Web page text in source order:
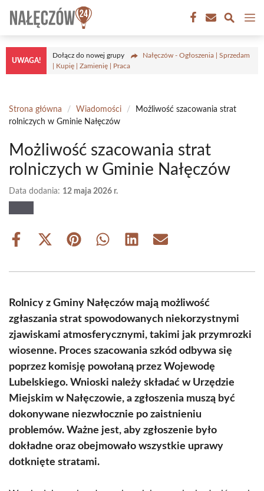
treści
UWAGA!
Dołącz do nowej grupy
Nałęczów - Ogłoszenia | Sprzedam
| Kupię | Zamienię | Praca
Strona główna / Wiadomości /
Możliwość szacowania strat
rolniczych w Gminie Nałęczów
Możliwość szacowania strat
rolniczych w Gminie Nałęczów
Data dodania: 12 maja 2026 r.
Share
Share
(Twitter)
Share Share Share Share
Rolnicy z Gminy Nałęczów mają możliwość
zgłaszania strat spowodowanych niekorzystnymi
zjawiskami atmosferycznymi, takimi jak przymrozki
wiosenne. Proces szacowania szkód odbywa się
poprzez komisję powołaną przez Wojewodę
Lubelskiego. Wnioski należy składać w Urzędzie
Miejskim w Nałęczowie, a zgłoszenia muszą być
dokonywane niezwłocznie po zaistnieniu
problemów. Ważne jest, aby zgłoszenie było
dokładne oraz obejmowało wszystkie uprawy
dotknięte stratami.